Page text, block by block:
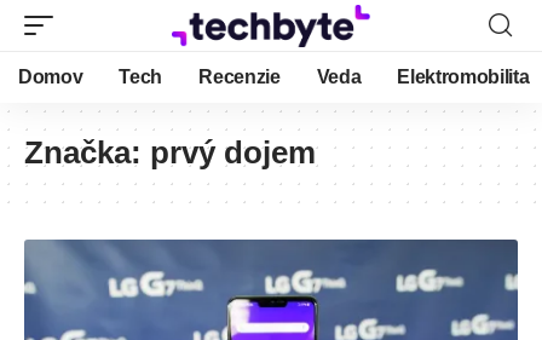
Domov Tech Recenzie Veda Elektromobilita
Značka: prvý dojem